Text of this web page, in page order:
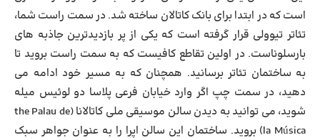
است که در ابتدا برای بانک کاتالان ساخته شد. در سمت راست شما،
تئاتر تیوولی قرار گرفته است که یکی از پر بازدیدترین جاذبه های
بارسلوناست. در اولین تقاطع کافیست که به سمت راست بروید تا
به ساختمان تئاتر برسانید. همچنان که به مسیر خود ادامه می
دهید، در سمت چپ اگر وارد خیابان فرعی پلاسا دو لوئیس میله
شوید، می توانید به دیدن سالن موسیقی ملی کاتالانا (the Palau de
la Música) بروید. ساختمان این سالن اپرا را به عنوان جواهر سبک